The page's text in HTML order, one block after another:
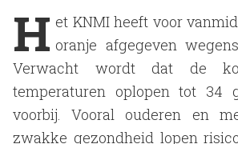
H et KNMI heeft voor
oranje afgegeven
Verwacht wordt dat de
temperaturen oplopen tot 34
voorbij. Vooral ouderen en
zwakke gezondheid lopen